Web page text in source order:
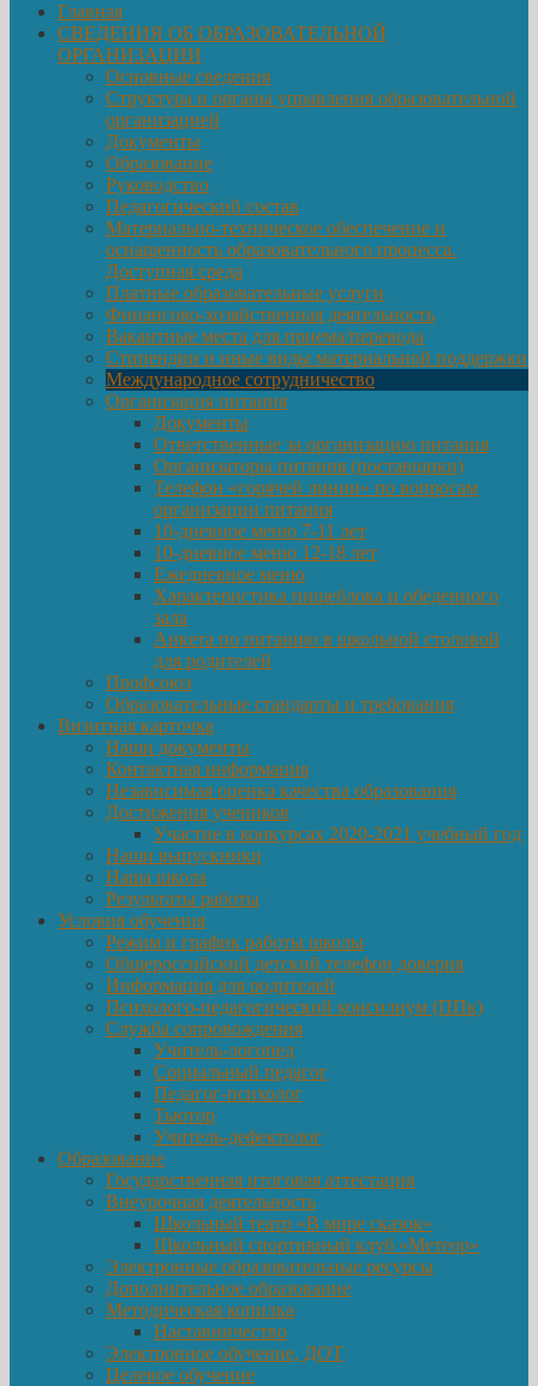
Главная
СВЕДЕНИЯ ОБ ОБРАЗОВАТЕЛЬНОЙ
ОРГАНИЗАЦИИ
Основные сведения
Структура и органы управления образовательной
организацией
Документы
Образование
Руководство
Педагогический состав
Материально-техническое обеспечение и
оснащенность образовательного процесса.
Доступная среда
Платные образовательные услуги
Финансово-хозяйственная деятельность
Вакантные места для приема/перевода
Стипендии и иные виды материальной поддержки
Международное сотрудничество
Организация питания
Документы
Ответственные за организацию питания
Организаторы питания (поставщики)
Телефон «горячей линии» по вопросам
организации питания
10-дневное меню 7-11 лет
10-дневное меню 12-18 лет
Ежедневное меню
Характеристика пищеблока и обеденного
зала
Анкета по питанию в школьной столовой
для родителей
Профсоюз
Образовательные стандарты и требования
Визитная карточка
Наши документы
Контактная информация
Независимая оценка качества образования
Достижения учеников
Участие в конкурсах 2020-2021 учебный год
Наши выпускники
Наша школа
Результаты работы
Условия обучения
Режим и график работы школы
Общероссийский детский телефон доверия
Информация для родителей
Психолого-педагогический консилиум (ППк)
Служба сопровождения
Учитель-логопед
Социальный педагог
Педагог-психолог
Тьютор
Учитель-дефектолог
Образование
Государственная итоговая аттестация
Внеурочная деятельность
Школьный театр «В мире сказок»
Школьный спортивный клуб «Метеор»
Электронные образовательные ресурсы
Дополнительное образование
Методическая копилка
Наставничество
Электронное обучение, ДОТ
Целевое обучение